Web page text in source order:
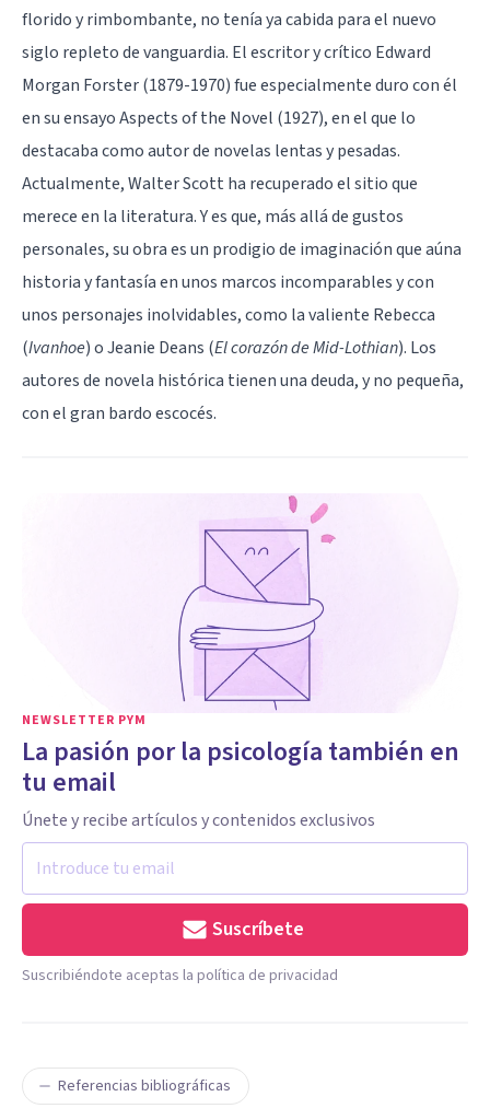
florido y rimbombante, no tenía ya cabida para el nuevo
siglo repleto de vanguardia. El escritor y crítico Edward
Morgan Forster (1879-1970) fue especialmente duro con él
en su ensayo Aspects of the Novel (1927), en el que lo
destacaba como autor de novelas lentas y pesadas.
Actualmente, Walter Scott ha recuperado el sitio que
merece en la literatura. Y es que, más allá de gustos
personales, su obra es un prodigio de imaginación que aúna
historia y fantasía en unos marcos incomparables y con
unos personajes inolvidables, como la valiente Rebecca
(Ivanhoe) o Jeanie Deans (El corazón de Mid-Lothian). Los
autores de novela histórica tienen una deuda, y no pequeña,
con el gran bardo escocés.
NEWSLETTER PYM
La pasión por la psicología también en
tu email
Únete y recibe artículos y contenidos exclusivos
Suscríbete
Suscribiéndote aceptas la política de privacidad
Referencias bibliográficas